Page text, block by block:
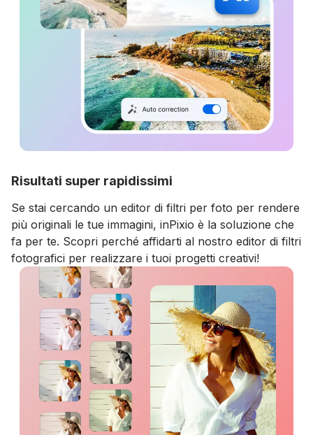
Risultati super rapidissimi
Se stai cercando un editor di filtri per foto per rendere
più originali le tue immagini, inPixio è la soluzione che
fa per te. Scopri perché affidarti al nostro editor di filtri
fotografici per realizzare i tuoi progetti creativi!